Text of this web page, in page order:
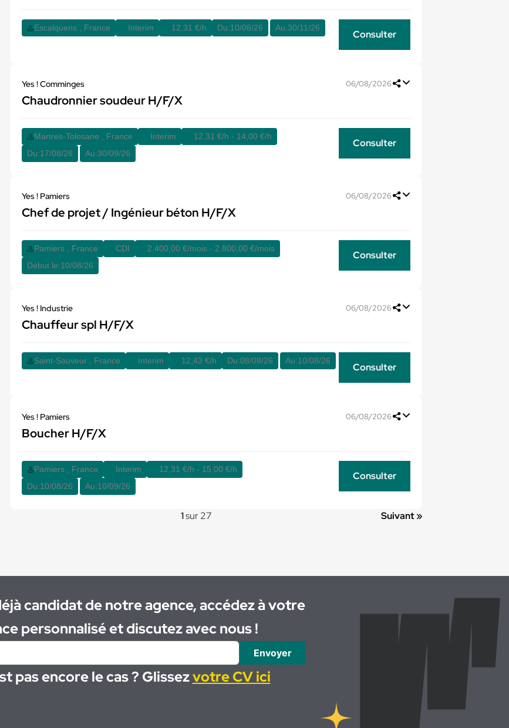
Escalquens , France Interim 12,31 €/h Du:10/08/26 Au:30/11/26
Consulter
Yes ! Comminges 06/08/2026
Chaudronnier soudeur H/F/X
Martres-Tolosane , France Interim
12,31 €/h - 14,00 €/h
Du:17/08/26 Au:30/09/26
Consulter
Yes ! Pamiers 06/08/2026
Chef de projet / Ingénieur béton H/F/X
Pamiers , France CDI
2.400,00 €/mois - 2.800,00 €/mois
Début le:10/08/26
Consulter
Yes ! Industrie 06/08/2026
Chauffeur spl H/F/X
Saint-Sauveur , France Interim 12,43 €/h Du:08/08/26 Au:10/08/26
Consulter
Yes ! Pamiers 06/08/2026
Boucher H/F/X
Pamiers , France Interim
12,31 €/h - 15,00 €/h
Du:10/08/26 Au:10/09/26
Consulter
1sur 27 Suivant »
candidat de notre agence, accédez à votre
personnalisé et discutez avec nous !
Envoyer
pas encore le cas ? Glissezvotre CV ici